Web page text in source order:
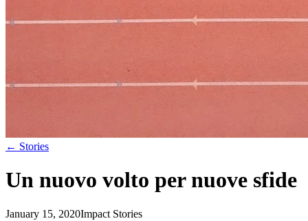
← Stories
Un nuovo volto per nuove sfide
January 15, 2020Impact Stories